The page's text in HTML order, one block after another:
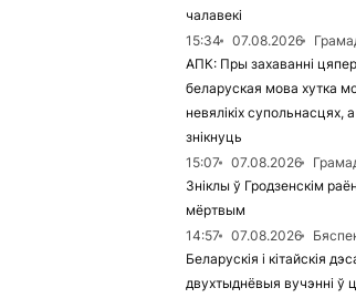
чалавекі
15:34
07.08.2026
АПК: Пры захаванні
беларуская мова хутка
невялікіх
знікнуць
15:07
07.08.2026
Зніклы ў Гродзенскім
мёртвым
14:57
07.08.2026
Беларускія і кітайскія
двухтыднёвыя вучэнні ў